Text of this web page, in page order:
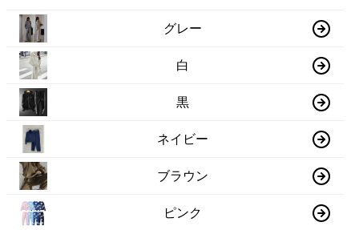
グレー
白
黒
ネイビー
ブラウン
ピンク